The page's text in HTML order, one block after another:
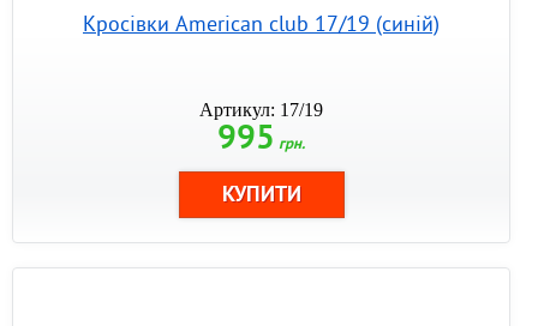
Кросівки American club 17/19 (синій)
Артикул: 17/19
995 грн.